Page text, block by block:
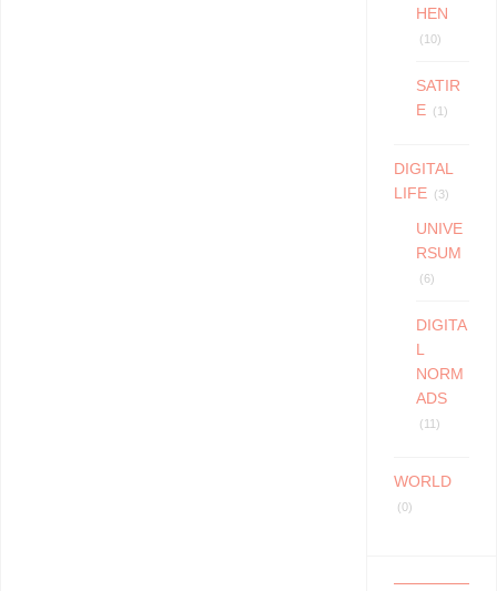
HEN
(10)
SATIR
E
(1)
DIGITAL
LIFE
(3)
UNIVE
RSUM
(6)
DIGITA
L
NORM
ADS
(11)
WORLD
(0)